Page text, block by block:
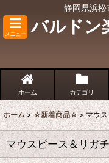
静岡県浜
メニュー
バルドン
ホーム カテゴリ
ホーム > ☆新着商品☆ > マウ
マウスピース＆リガ